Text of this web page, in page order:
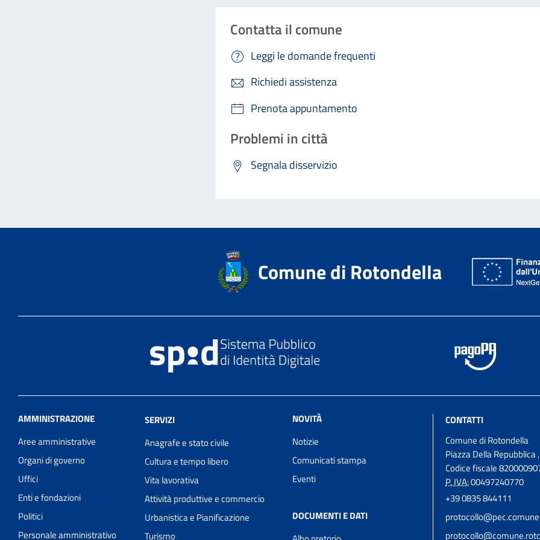
Contatta il comune
Leggi le domande frequenti
Richiedi assistenza
Prenota appuntamento
Problemi in città
Segnala disservizio
Comune di Rotondella
AMMINISTRAZIONE
Aree amministrative
Organi di governo
Uffici
Enti e fondazioni
Politici
Personale amministrativo
SERVIZI
Anagrafe e stato civile
Cultura e tempo libero
Vita lavorativa
Attività produttive e commercio
Urbanistica e Pianificazione
Turismo
NOVITÀ
Notizie
Comunicati stampa
Eventi
DOCUMENTI E DATI
CONTATTI
Comune di Rotondella
Piazza Della Repubblica
Codice fiscale
P. IVA:00497240770
+39 0835 844111